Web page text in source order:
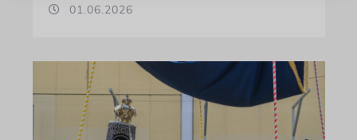
01.06.2026